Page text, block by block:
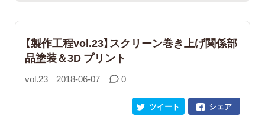
【製作工程vol.23】スクリーン巻き上げ関係部
品塗装＆3D プリント
vol.23 2018-06-07 0
シェア
ツイート